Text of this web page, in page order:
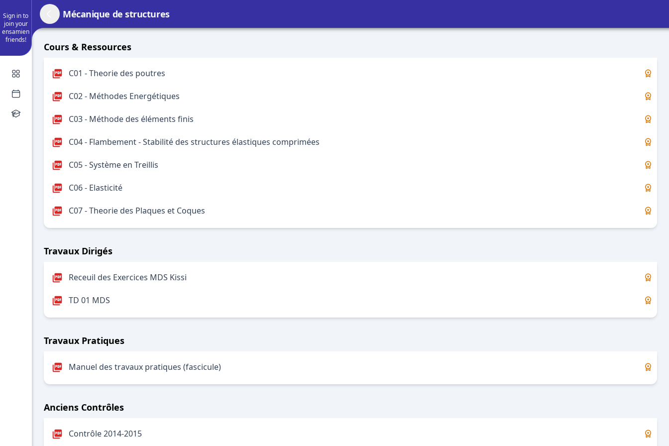
Sign in to
join your
ensamien
friends!
Mécanique de structures
Cours & Ressources
C01 - Theorie des poutres
C02 - Méthodes Energétiques
C03 - Méthode des éléments finis
C04 - Flambement - Stabilité des structures élastiques comprimées
C05 - Système en Treillis
C06 - Elasticité
C07 - Theorie des Plaques et Coques
Travaux Dirigés
Receuil des Exercices MDS Kissi
TD 01 MDS
Travaux Pratiques
Manuel des travaux pratiques (fascicule)
Anciens Contrôles
Contrôle 2014-2015